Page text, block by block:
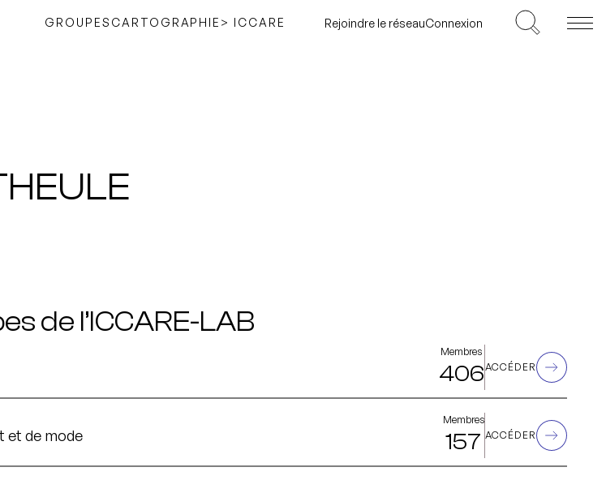
GROUPES CARTOGRAPHIE > ICCARE Rejoindre le réseauConnexion
de l’ICCARE-LAB
Membres
406ACCÉDER
et de mode
Membres
157 ACCÉDER